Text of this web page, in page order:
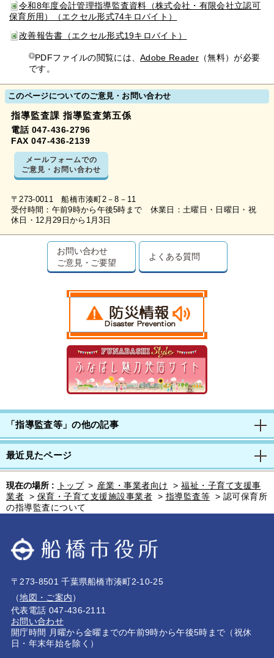
令和8年度会計管理指導監査資料（株式会社・有限会社立認可
保育所用）（エクセル形式74キロバイト）
改善報告書（エクセル形式19キロバイト）
PDFファイルの閲覧には、Adobe Reader （無料）が必要
です。
このページについてのご意見・お問い合わせ
指導監査課 指導監査第五係
電話 047-436-2796
FAX 047-436-2139
メールフォームでの
ご意見・お問い合わせ
〒273-0011 船橋市湊町2－8－11
受付時間：午前9時から午後5時まで 休業日：土曜日・日曜日・祝
休日・12月29日から1月3日
お問い合わせ
ご意見・ご要望
よくある質問
「指導監査等」の他の記事
最近見たページ
現在の場所 : トップ > 産業・事業者向け > 福祉・子育て支援事
業者 > 保育・子育て支援施設事業者 > 指導監査等 > 認可保育所
の指導監査について
〒273-8501 千葉県船橋市湊町2-10-25
（地図・ご案内）
代表電話 047-436-2111
お問い合わせ
開庁時間 月曜から金曜までの午前9時から午後5時まで（祝休
日・年末年始を除く）